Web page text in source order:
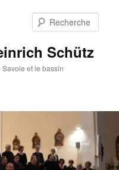
Schütz
et le bassin